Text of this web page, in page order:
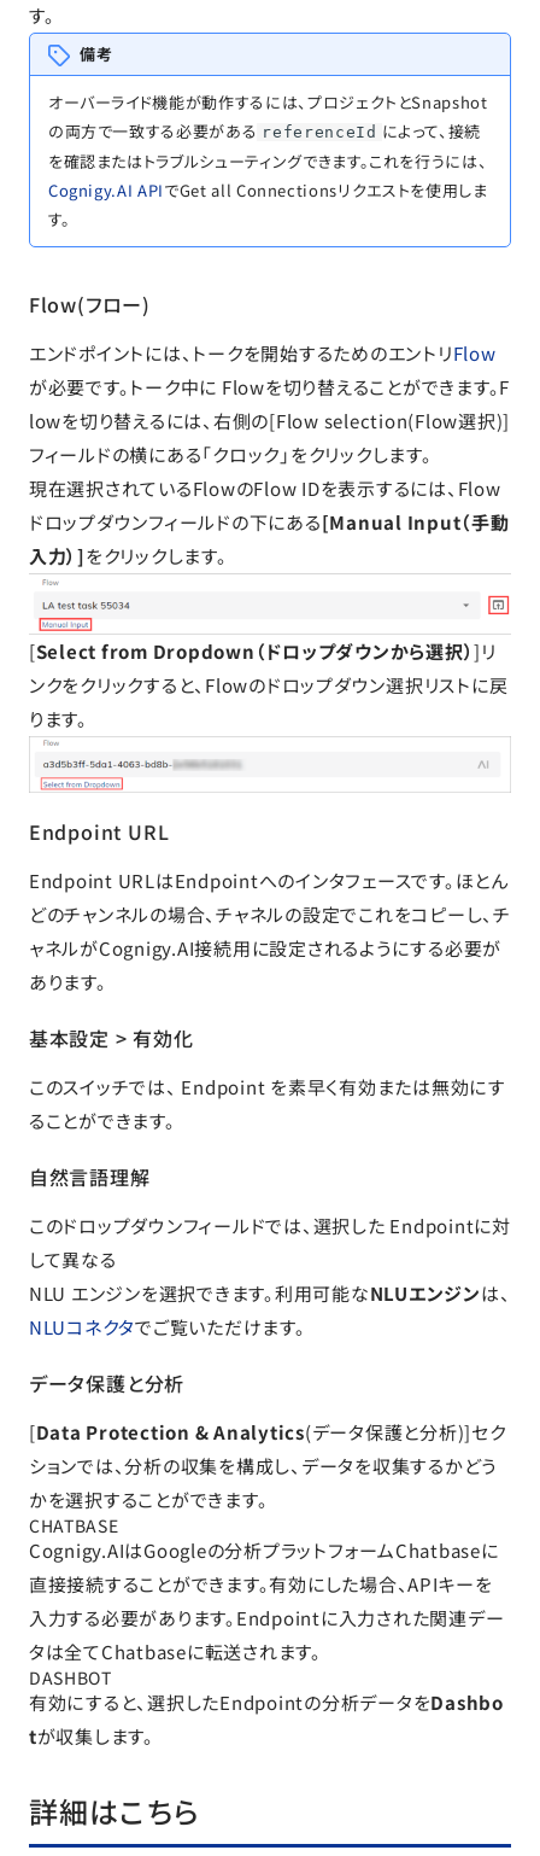
す。
備考
オーバーライド機能が動作するには、プロジェクトとSnapshot
の両方で一致する必要がある referenceId によって、接続
を確認またはトラブルシューティングできます。これを行うには、
Cognigy.AI APIでGet all Connectionsリクエストを使用しま
す。
Flow(フロー)
エンドポイントには、トークを開始するためのエントリFlow
が必要です。トーク中に Flowを切り替えることができます。F
lowを切り替えるには、右側の[Flow selection(Flow選択)]
フィールドの横にある「クロック」をクリックします。
現在選択されているFlowのFlow IDを表示するには、Flow
ドロップダウンフィールドの下にある[Manual Input（手動
入力）]をクリックします。
[Select from Dropdown（ドロップダウンから選択）]リ
ンクをクリックすると、Flowのドロップダウン選択リストに戻
ります。
Endpoint URL
Endpoint URLはEndpointへのインタフェースです。ほとん
どのチャンネルの場合、チャネルの設定でこれをコピーし、チ
ャネルがCognigy.AI接続用に設定されるようにする必要が
あります。
基本設定 > 有効化
このスイッチでは、 Endpoint を素早く有効または無効にす
ることができます。
自然言語理解
このドロップダウンフィールドでは、選択した Endpointに対
して異なる
NLU エンジンを選択できます。利用可能なNLUエンジンは、
NLUコネクタでご覧いただけます。
データ保護と分析
[Data Protection & Analytics(データ保護と分析)]セク
ションでは、分析の収集を構成し、データを収集するかどう
かを選択することができます。
CHATBASE
Cognigy.AIはGoogleの分析プラットフォームChatbaseに
直接接続することができます。有効にした場合、APIキーを
入力する必要があります。Endpointに入力された関連デー
タは全てChatbaseに転送されます。
DASHBOT
有効にすると、選択したEndpointの分析データをDashbo
tが収集します。
詳細はこちら